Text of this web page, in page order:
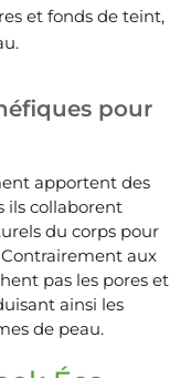
et fonds de teint,
pour
apportent des
ils collaborent
du corps pour
aux
pas les pores et
ainsi les
de peau.